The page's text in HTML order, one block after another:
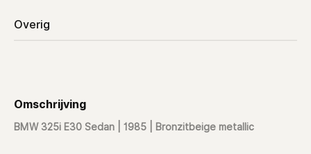
Overig
Omschrijving
BMW 325i E30 Sedan | 1985 | Bronzitbeige metallic